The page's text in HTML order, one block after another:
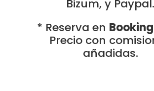
Bizum, y Paypal.
* Reserva en
Precio con
añadidas.